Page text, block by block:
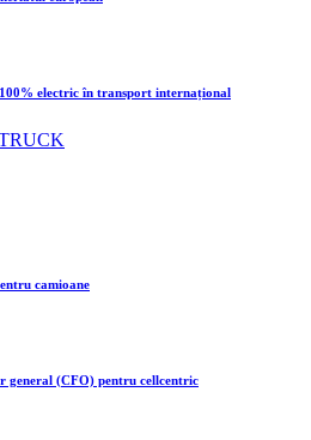
electric în transport internațional
camioane
general (CFO) pentru cellcentric